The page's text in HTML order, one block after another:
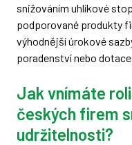
snižováním uhlíkové
podporované produkty
výhodnější úrokové
poradenství nebo dotace.
Jak vnímáte
českých firem
udržitelnosti?